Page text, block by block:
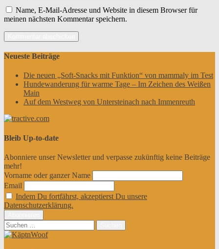
Name, E-Mail-Adresse und Website in diesem Browser für
meinen nächsten Kommentar speichern.
Neueste Beiträge
Die neuen „Soft-Snacks mit Funktion“ von mammaly im Test
Hundewanderung für warme Tage – Im Zeichen des Weißen
Main
Auf dem Westweg von Untersteinach nach Immenreuth
Bleib Up-to-date
Abonniere unser Newsletter und verpasse zukünftig keine Beiträge
mehr!
Vorname oder ganzer Name
Email
Indem Du fortfährst, akzeptierst Du unsere
Datenschutzerklärung.
Suchen
nach: